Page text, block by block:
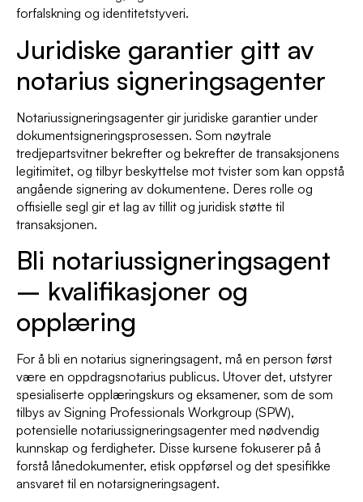
forfalskning og identitetstyveri.
Juridiske garantier gitt av
notarius signeringsagenter
Notariussigneringsagenter gir juridiske garantier under
dokumentsigneringsprosessen. Som nøytrale
tredjepartsvitner bekrefter og bekrefter de transaksjonens
legitimitet, og tilbyr beskyttelse mot tvister som kan oppstå
angående signering av dokumentene. Deres rolle og
offisielle segl gir et lag av tillit og juridisk støtte til
transaksjonen.
Bli notariussigneringsagent
– kvalifikasjoner og
opplæring
For å bli en notarius signeringsagent, må en person først
være en oppdragsnotarius publicus. Utover det, utstyrer
spesialiserte opplæringskurs og eksamener, som de som
tilbys av Signing Professionals Workgroup (SPW),
potensielle notariussigneringsagenter med nødvendig
kunnskap og ferdigheter. Disse kursene fokuserer på å
forstå lånedokumenter, etisk oppførsel og det spesifikke
ansvaret til en notarsigneringsagent.